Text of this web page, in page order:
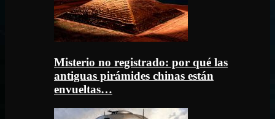
Misterio no registrado: por qué las
antiguas pirámides chinas están
envueltas…